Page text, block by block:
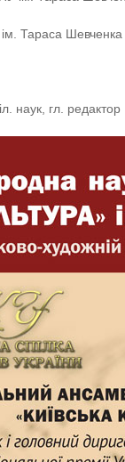
Тараса Шевченка
наук, гл.